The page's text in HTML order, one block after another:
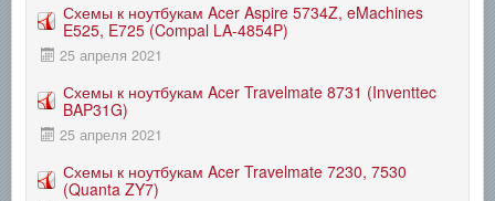
Схемы к ноутбукам Acer Aspire 5734Z, eMachines
E525, E725 (Compal LA-4854P)
25 апреля 2021
Схемы к ноутбукам Acer Travelmate 8731 (Inventtec
BAP31G)
25 апреля 2021
Схемы к ноутбукам Acer Travelmate 7230, 7530
(Quanta ZY7)